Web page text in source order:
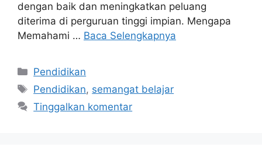
dengan baik dan meningkatkan peluang
diterima di perguruan tinggi impian. Mengapa
Memahami … Baca Selengkapnya
Kategori
Pendidikan
Tag
Pendidikan, semangat belajar
Tinggalkan komentar